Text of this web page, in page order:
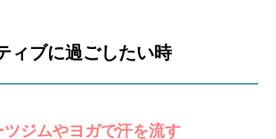
ィブに過ごしたい時
ジムやヨガで汗を流す